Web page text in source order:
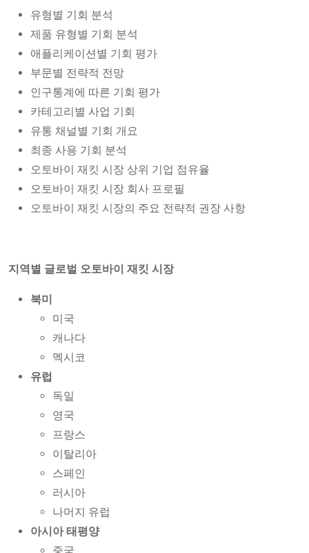
유형별 기회 분석
제품 유형별 기회 분석
애플리케이션별 기회 평가
부문별 전략적 전망
인구통계에 따른 기회 평가
카테고리별 사업 기회
유통 채널별 기회 개요
최종 사용 기회 분석
오토바이 재킷 시장 상위 기업 점유율
오토바이 재킷 시장 회사 프로필
오토바이 재킷 시장의 주요 전략적 권장 사항
지역별 글로벌 오토바이 재킷 시장
북미
미국
캐나다
멕시코
유럽
독일
영국
프랑스
이탈리아
스페인
러시아
나머지 유럽
아시아 태평양